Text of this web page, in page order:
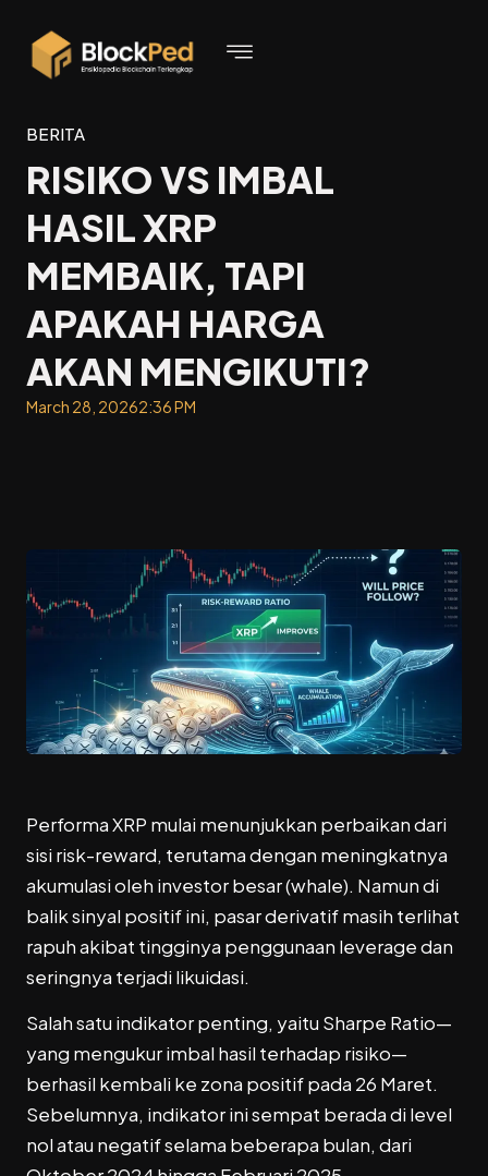
BERITA
RISIKO VS IMBAL
HASIL XRP
MEMBAIK, TAPI
APAKAH HARGA
AKAN MENGIKUTI?
March 28, 20262:36 PM
PerformaXRP mulai menunjukkan perbaikan dari
sisi risk-reward, terutama dengan meningkatnya
akumulasi oleh investor besar (whale). Namun di
balik sinyal positif ini, pasar derivatif masih terlihat
rapuh akibat tingginya penggunaan leverage dan
seringnya terjadi likuidasi.
Salah satu indikator penting, yaitu Sharpe Ratio—
yang mengukur imbal hasil terhadap risiko—
berhasil kembali ke zona positif pada 26 Maret.
Sebelumnya, indikator ini sempat berada di level
nol atau negatif selama beberapa bulan, dari